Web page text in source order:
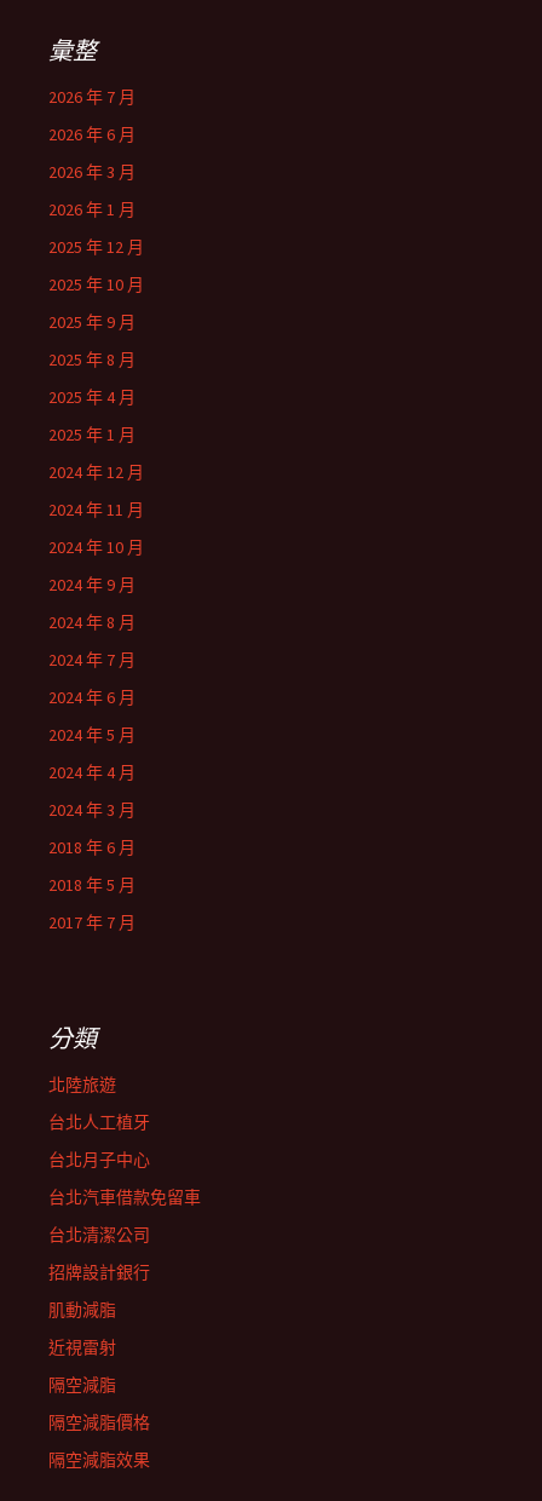
彙整
2026 年 7 月
2026 年 6 月
2026 年 3 月
2026 年 1 月
2025 年 12 月
2025 年 10 月
2025 年 9 月
2025 年 8 月
2025 年 4 月
2025 年 1 月
2024 年 12 月
2024 年 11 月
2024 年 10 月
2024 年 9 月
2024 年 8 月
2024 年 7 月
2024 年 6 月
2024 年 5 月
2024 年 4 月
2024 年 3 月
2018 年 6 月
2018 年 5 月
2017 年 7 月
分類
北陸旅遊
台北人工植牙
台北月子中心
台北汽車借款免留車
台北清潔公司
招牌設計銀行
肌動減脂
近視雷射
隔空減脂
隔空減脂價格
隔空減脂效果